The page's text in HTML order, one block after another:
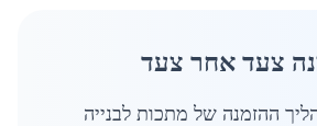
צעד אחר צעד
2026, תהליך ההזמנה של מתכות לבנייה